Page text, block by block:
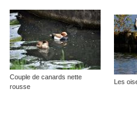
Couple de canards nette
rousse
Les